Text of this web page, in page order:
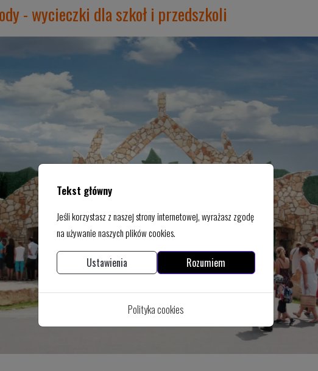
- wycieczki dla szkoł i przedszkoli
Tekst główny
Jeśli korzystasz z naszej strony internetowej, wyrażasz zgodę
na używanie naszych plików cookies.
Ustawienia Rozumiem
Polityka cookies